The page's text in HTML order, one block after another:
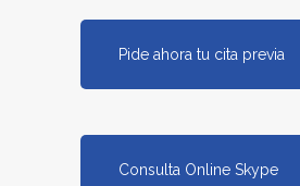
Pide ahora tu cita previa
Consulta Online Skype